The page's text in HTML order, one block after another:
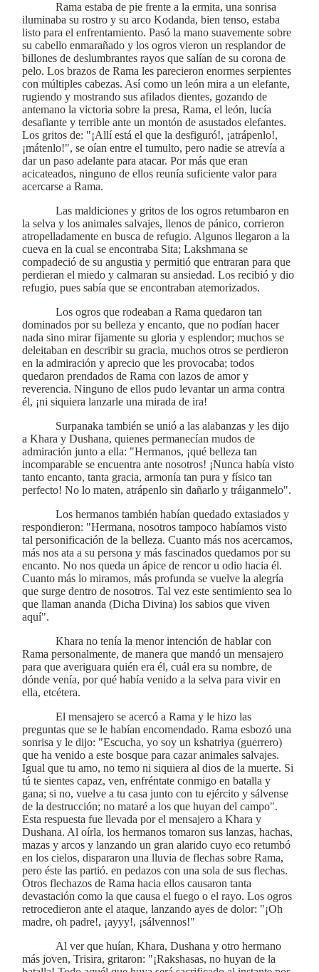
Rama estaba de pie frente a la ermita, una sonrisa
iluminaba su rostro y su arco Kodanda, bien tenso, estaba
listo para el enfrentamiento. Pasó la mano suavemente sobre
su cabello enmarañado y los ogros vieron un resplandor de
billones de deslumbrantes rayos que salían de su corona de
pelo. Los brazos de Rama les parecieron enormes serpientes
con múltiples cabezas. Así como un león mira a un elefante,
rugiendo y mostrando sus afilados dientes, gozando de
antemano la victoria sobre la presa, Rama, el león, lucía
desafiante y terrible ante un montón de asustados elefantes.
Los gritos de: "¡Allí está el que la desfiguró!, ¡atrápenlo!,
¡mátenlo!", se oían entre el tumulto, pero nadie se atrevía a
dar un paso adelante para atacar. Por más que eran
acicateados, ninguno de ellos reunía suficiente valor para
acercarse a Rama.
Las maldiciones y gritos de los ogros retumbaron en
la selva y los animales salvajes, llenos de pánico, corrieron
atropelladamente en busca de refugio. Algunos llegaron a la
cueva en la cual se encontraba Sita; Lakshmana se
compadeció de su angustia y permitió que entraran para que
perdieran el miedo y calmaran su ansiedad. Los recibió y dio
refugio, pues sabía que se encontraban atemorizados.
Los ogros que rodeaban a Rama quedaron tan
dominados por su belleza y encanto, que no podían hacer
nada sino mirar fijamente su gloria y esplendor; muchos se
deleitaban en describir su gracia, muchos otros se perdieron
en la admiración y aprecio que les provocaba; todos
quedaron prendados de Rama con lazos de amor y
reverencia. Ninguno de ellos pudo levantar un arma contra
él, ¡ni siquiera lanzarle una mirada de ira!
Surpanaka también se unió a las alabanzas y les dijo
a Khara y Dushana, quienes permanecían mudos de
admiración junto a ella: "Hermanos, ¡qué belleza tan
incomparable se encuentra ante nosotros! ¡Nunca había visto
tanto encanto, tanta gracia, armonía tan pura y físico tan
perfecto! No lo maten, atrápenlo sin dañarlo y tráiganmelo".
Los hermanos también habían quedado extasiados y
respondieron: "Hermana, nosotros tampoco habíamos visto
tal personificación de la belleza. Cuanto más nos acercamos,
más nos ata a su persona y más fascinados quedamos por su
encanto. No nos queda un ápice de rencor u odio hacia él.
Cuanto más lo miramos, más profunda se vuelve la alegría
que surge dentro de nosotros. Tal vez este sentimiento sea lo
que llaman ananda (Dicha Divina) los sabios que viven
aquí".
Khara no tenía la menor intención de hablar con
Rama personalmente, de manera que mandó un mensajero
para que averiguara quién era él, cuál era su nombre, de
dónde venía, por qué había venido a la selva para vivir en
ella, etcétera.
El mensajero se acercó a Rama y le hizo las
preguntas que se le habían encomendado. Rama esbozó una
sonrisa y le dijo: "Escucha, yo soy un kshatriya (guerrero)
que ha venido a este bosque para cazar animales salvajes.
Igual que tu amo, no temo ni siquiera al dios de la muerte. Si
tú te sientes capaz, ven, enfréntate conmigo en batalla y
gana; si no, vuelve a tu casa junto con tu ejército y sálvense
de la destrucción; no mataré a los que huyan del campo".
Esta respuesta fue llevada por el mensajero a Khara y
Dushana. Al oírla, los hermanos tomaron sus lanzas, hachas,
mazas y arcos y lanzando un gran alarido cuyo eco retumbó
en los cielos, dispararon una lluvia de flechas sobre Rama,
pero éste las partió. en pedazos con una sola de sus flechas.
Otros flechazos de Rama hacia ellos causaron tanta
devastación como la que causa el fuego o el rayo. Los ogros
retrocedieron ante el ataque, lanzando ayes de dolor: "¡Oh
madre, oh padre!, ¡ayyy!, ¡sálvennos!"
Al ver que huían, Khara, Dushana y otro hermano
más joven, Trisira, gritaron: "¡Rakshasas, no huyan de la